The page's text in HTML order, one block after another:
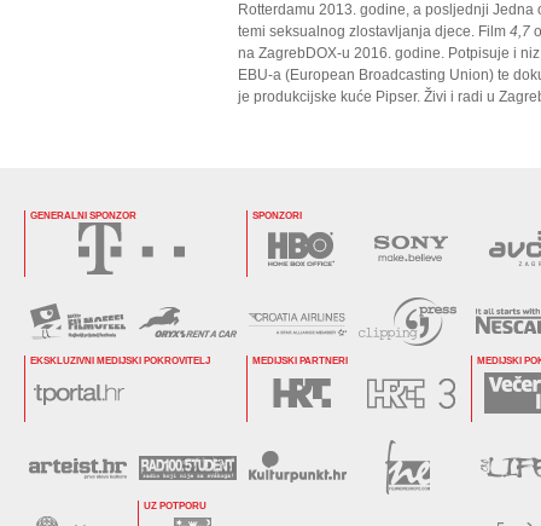
Rotterdamu 2013. godine, a posljednji
temi seksualnog zlostavljanja djece. Film 4,7
na ZagrebDOX-u 2016. godine. Potpisuje i
EBU-a (European Broadcasting Union) te
je produkcijske kuće Pipser. Živi i radi u
GENERALNI SPONZOR SPONZORI
EKSKLUZIVNI MEDIJSKI POKROVITELJ MEDIJSKI PARTNERI MEDIJSKI
UZ POTPORU